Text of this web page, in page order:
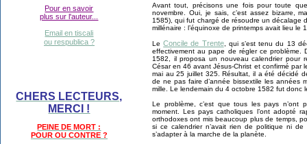
Pour en savoir
plus sur l'auteur...
Email en tiscali
ou respublica ?
CHERS LECTEURS,
MERCI !
PEINE DE MORT :
POUR OU CONTRE ?
Avant tout, précisons une fois pour toute
novembre. Oui, je sais, c’est assez bizarre,
1585), qui fut chargé de résoudre un décalage
millénaire : l’équinoxe de printemps avait lieu le
LeConcile de Trente, qui s’est tenu du 13
effectivement au pape de régler ce problème.
1582, il proposa un nouveau calendrier pour
César en 46 avant Jésus-Christ et confirmé par
mai au 25 juillet 325. Résultat, il a été décidé
de ne pas faire d’année bissextile les années
mille. Le lendemain du 4 octobre 1582 fut donc
Le problème, c’est que tous les pays n’ont
moment. Les pays catholiques l’ont adopté
orthodoxes ont mis beaucoup plus de temps,
si ce calendrier n’avait rien de politique ni
s’adapter à la marche de la planète.